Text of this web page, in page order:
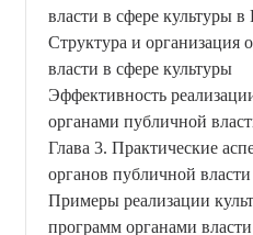
власти в сфере культуры
Структура и организация
власти в сфере культуры
Эффективность
органами публичной
Глава 3. Практические
органов публичной
Примеры реализации
программ органами власти